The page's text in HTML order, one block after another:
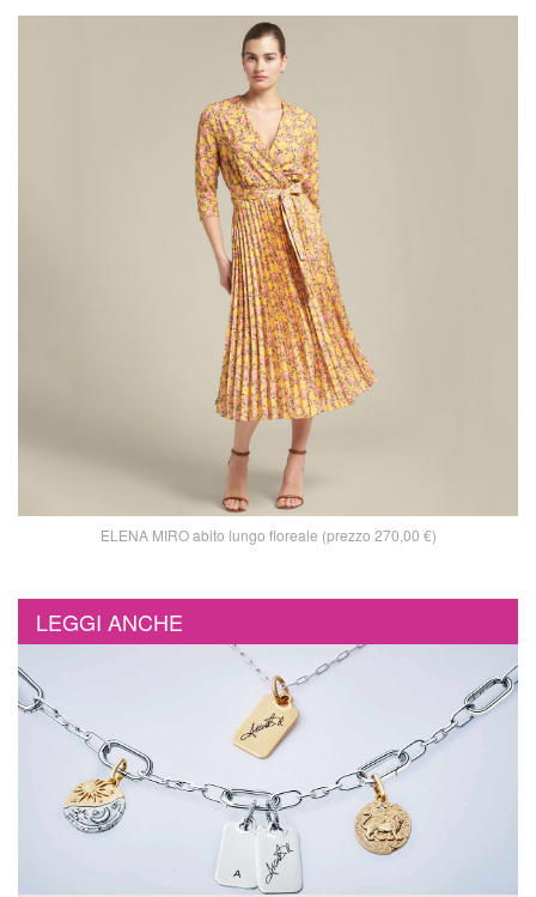
ELENA MIRO abito lungo floreale (prezzo 270,00 €)
LEGGI ANCHE